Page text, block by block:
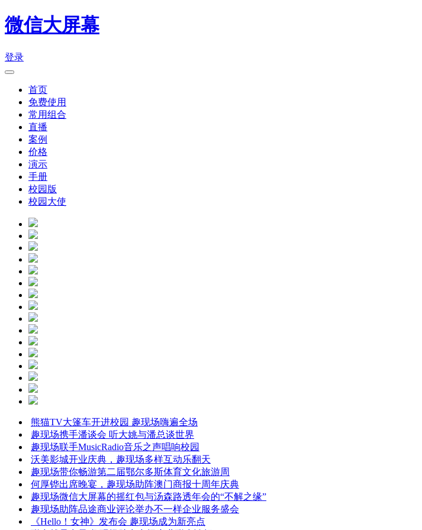
微信大屏幕
登录
首页
免费使用
常用组合
直播
案例
价格
演示
手册
校园版
校园大使
熊猫TV大篷车开进校园 趣现场嗨遍全场
趣现场携手潘谈会 听大姚与潘总谈世界
趣现场联手MusicRadio音乐之声唱响校园
沃美影城开业庆典，趣现场多样互动乐翻天
趣现场带你畅游第二届鄂尔多斯体育文化旅游周
何厚铧出席晚宴，趣现场助阵澳门商报十周年庆典
趣现场微信大屏幕的摇红包与汤森路透年会的“不解之缘”
趣现场助阵品途商业评论举办不一样企业服务盛会
《Hello！女神》发布会 趣现场成为新亮点